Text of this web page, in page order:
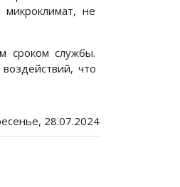
не
сроком службы.
что
28.07.2024